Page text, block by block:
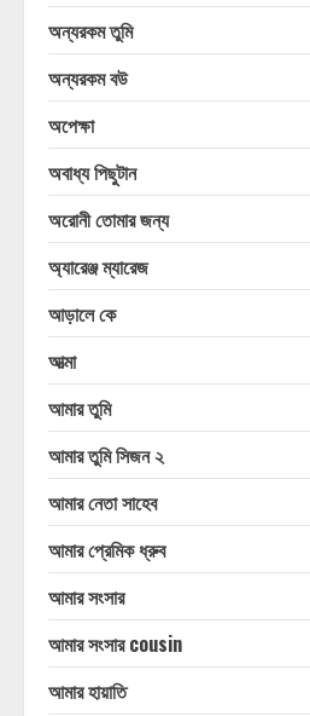
অন্যরকম তুমি
অন্যরকম বউ
অপেক্ষা
অবাধ্য পিছুটান
অরোনী তোমার জন্য
অ্যারেঞ্জ ম্যারেজ
আড়ালে কে
আত্মা
আমার তুমি
আমার তুমি সিজন ২
আমার নেতা সাহেব
আমার প্রেমিক ধ্রুব
আমার সংসার
আমার সংসার cousin
আমার হায়াতি